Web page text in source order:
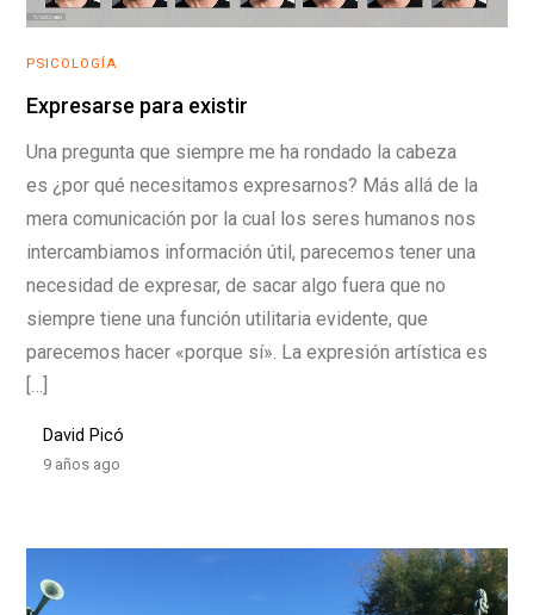
PSICOLOGÍA
Expresarse para existir
Una pregunta que siempre me ha rondado la cabeza
es ¿por qué necesitamos expresarnos? Más allá de la
mera comunicación por la cual los seres humanos nos
intercambiamos información útil, parecemos tener una
necesidad de expresar, de sacar algo fuera que no
siempre tiene una función utilitaria evidente, que
parecemos hacer «porque sí». La expresión artística es
[…]
David Picó
9 años ago